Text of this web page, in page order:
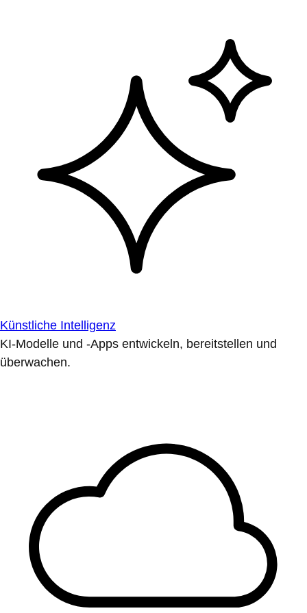
Künstliche Intelligenz
KI-Modelle und -Apps entwickeln, bereitstellen und
überwachen.